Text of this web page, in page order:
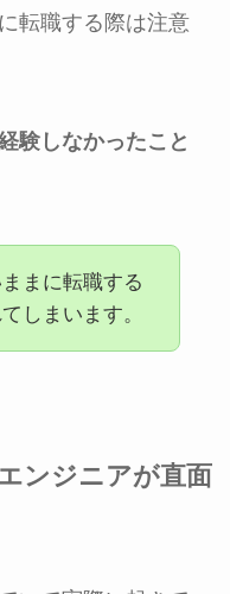
転職する際は注意
験しなかったこと
まに転職する
しまいます。
ンジニアが直面